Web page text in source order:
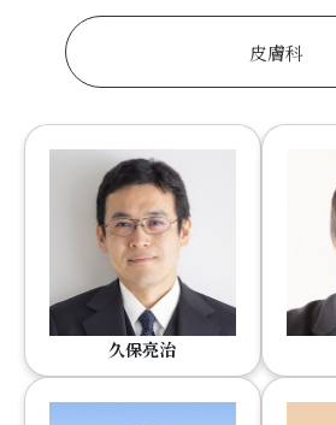
皮膚科
久保亮治